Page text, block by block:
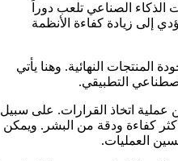
الصناعي تلعب دوراً
إلى زيادة كفاءة الأنظمة
المنتجات النهائية. وهنا يأتي
التطبيقي.
عملية اتخاذ القرارات. على سبيل
كفاءة ودقة من البشر. ويمكن
العمليات.